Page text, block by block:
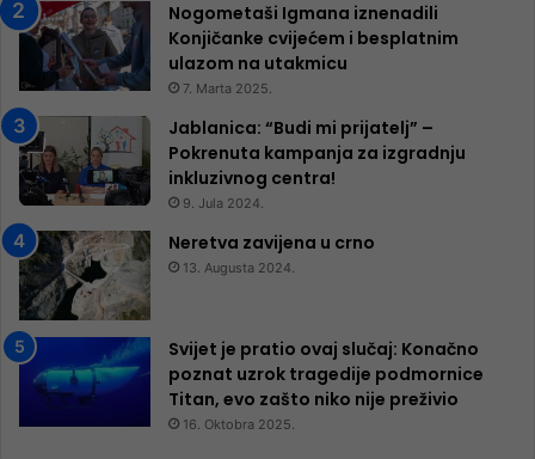
Nogometaši Igmana iznenadili
Konjičanke cvijećem i besplatnim
ulazom na utakmicu
7. Marta 2025.
Jablanica: “Budi mi prijatelj” –
Pokrenuta kampanja za izgradnju
inkluzivnog centra!
9. Jula 2024.
Neretva zavijena u crno
13. Augusta 2024.
Svijet je pratio ovaj slučaj: Konačno
poznat uzrok tragedije podmornice
Titan, evo zašto niko nije preživio
16. Oktobra 2025.